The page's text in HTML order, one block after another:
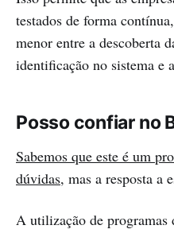
testados de forma
menor entre a descoberta
identificação no sistema e
Posso confiar no
Sabemos que este é um
dúvidas, mas a resposta a
A utilização de programas